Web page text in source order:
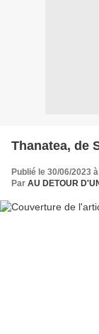
Thanatea, de
Publié le 30/06/2023
Par AU DETOUR